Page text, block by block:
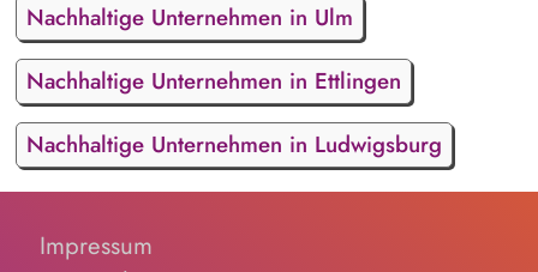
Nachhaltige Unternehmen in Ulm
Nachhaltige Unternehmen in Ettlingen
Nachhaltige Unternehmen in Ludwigsburg
Impressum